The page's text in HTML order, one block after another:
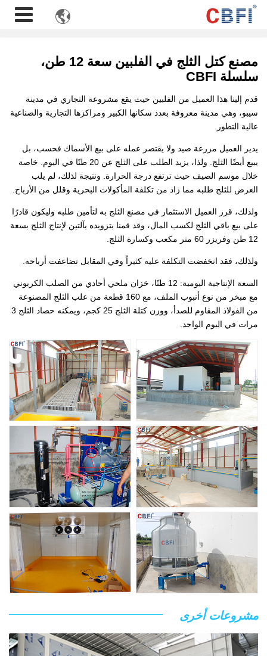

مصنع كتل الثلج في الفلبين سعة 12 طن،
سلسلة CBFI
قدم إلينا هذا العميل من الفلبين حيث يقع مشروعة التجاري في مدينة
سيبو، وهي مدينة معروفة بعدد سكانها الكبير ومراكزها التجارية والصناعية
عالية التطور.
يدير العميل مزرعة صيد ولا يقتصر عمله على بيع الأسماك فحسب، بل
يبيع أيضًا الثلج. ولذا، يزيد الطلب على الثلج عن 20 طنًا في اليوم. خاصة
خلال موسم الصيف حيث ترتفع درجة الحرارة. ونتيجة لذلك، لم يلب
العرض للثلج طلبه مما زاد من تكلفة المأكولات البحرية وقلل من الأرباح.
ولذلك، قرر العميل الاستثمار في مصنع الثلج به لتأمين طلبه وليكون قادرًا
على بيع باقي الثلج لكسب المال، وقد قمنا بتزويده بآلتين لإنتاج الثلج بسعة
12 طن وفريزر 60 متر مكعب وكسارة الثلج.
ولذلك، فقد انخفضت التكلفة عليه كثيراً وفي المقابل تضاعفت أرباحه.
السعة الإنتاجية اليومية: 12 طنًا، خزان ملحي أحادي من الصلب الكربوني
مع مبخر من نوع أنبوب الملف، مع 160 قطعة من علب الثلج المصنوعة
من الفولاذ المقاوم للصدأ، ووزن كتلة الثلج 25 كجم، ويمكنه حصاد الثلج 3
مرات في اليوم الواحد.
مشروعات أخرى